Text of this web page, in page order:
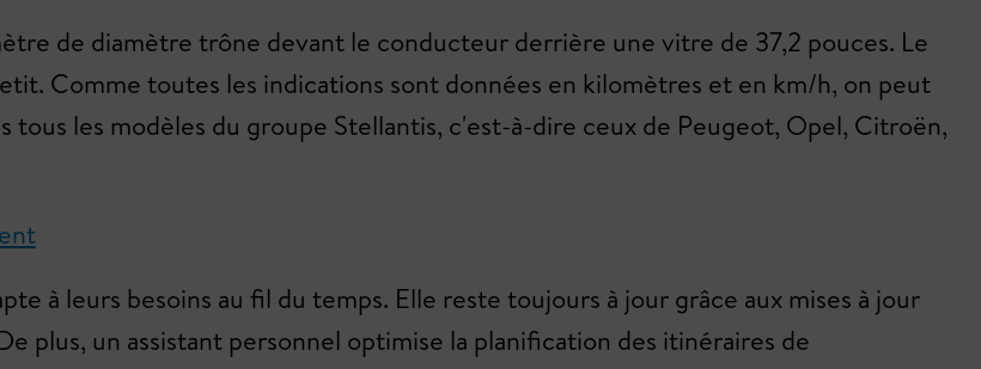
de diamètre trône devant le conducteur derrière une vitre de 37,2 pouces. Le
Comme toutes les indications sont données en kilomètres et en km/h, on peut
les modèles du groupe Stellantis, c'est-à-dire ceux de Peugeot, Opel, Citroën,
à leurs besoins au fil du temps. Elle reste toujours à jour grâce aux mises à jour
plus, un assistant personnel optimise la planification des itinéraires de